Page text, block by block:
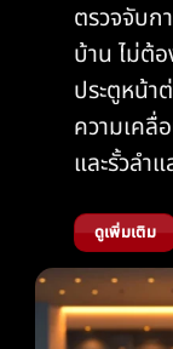
ตรวจจับก
บ้าน ไม่ต้
ประตูหน้า
ความเคลื่
และรั้วลำ
ดูเพิ่มเติม